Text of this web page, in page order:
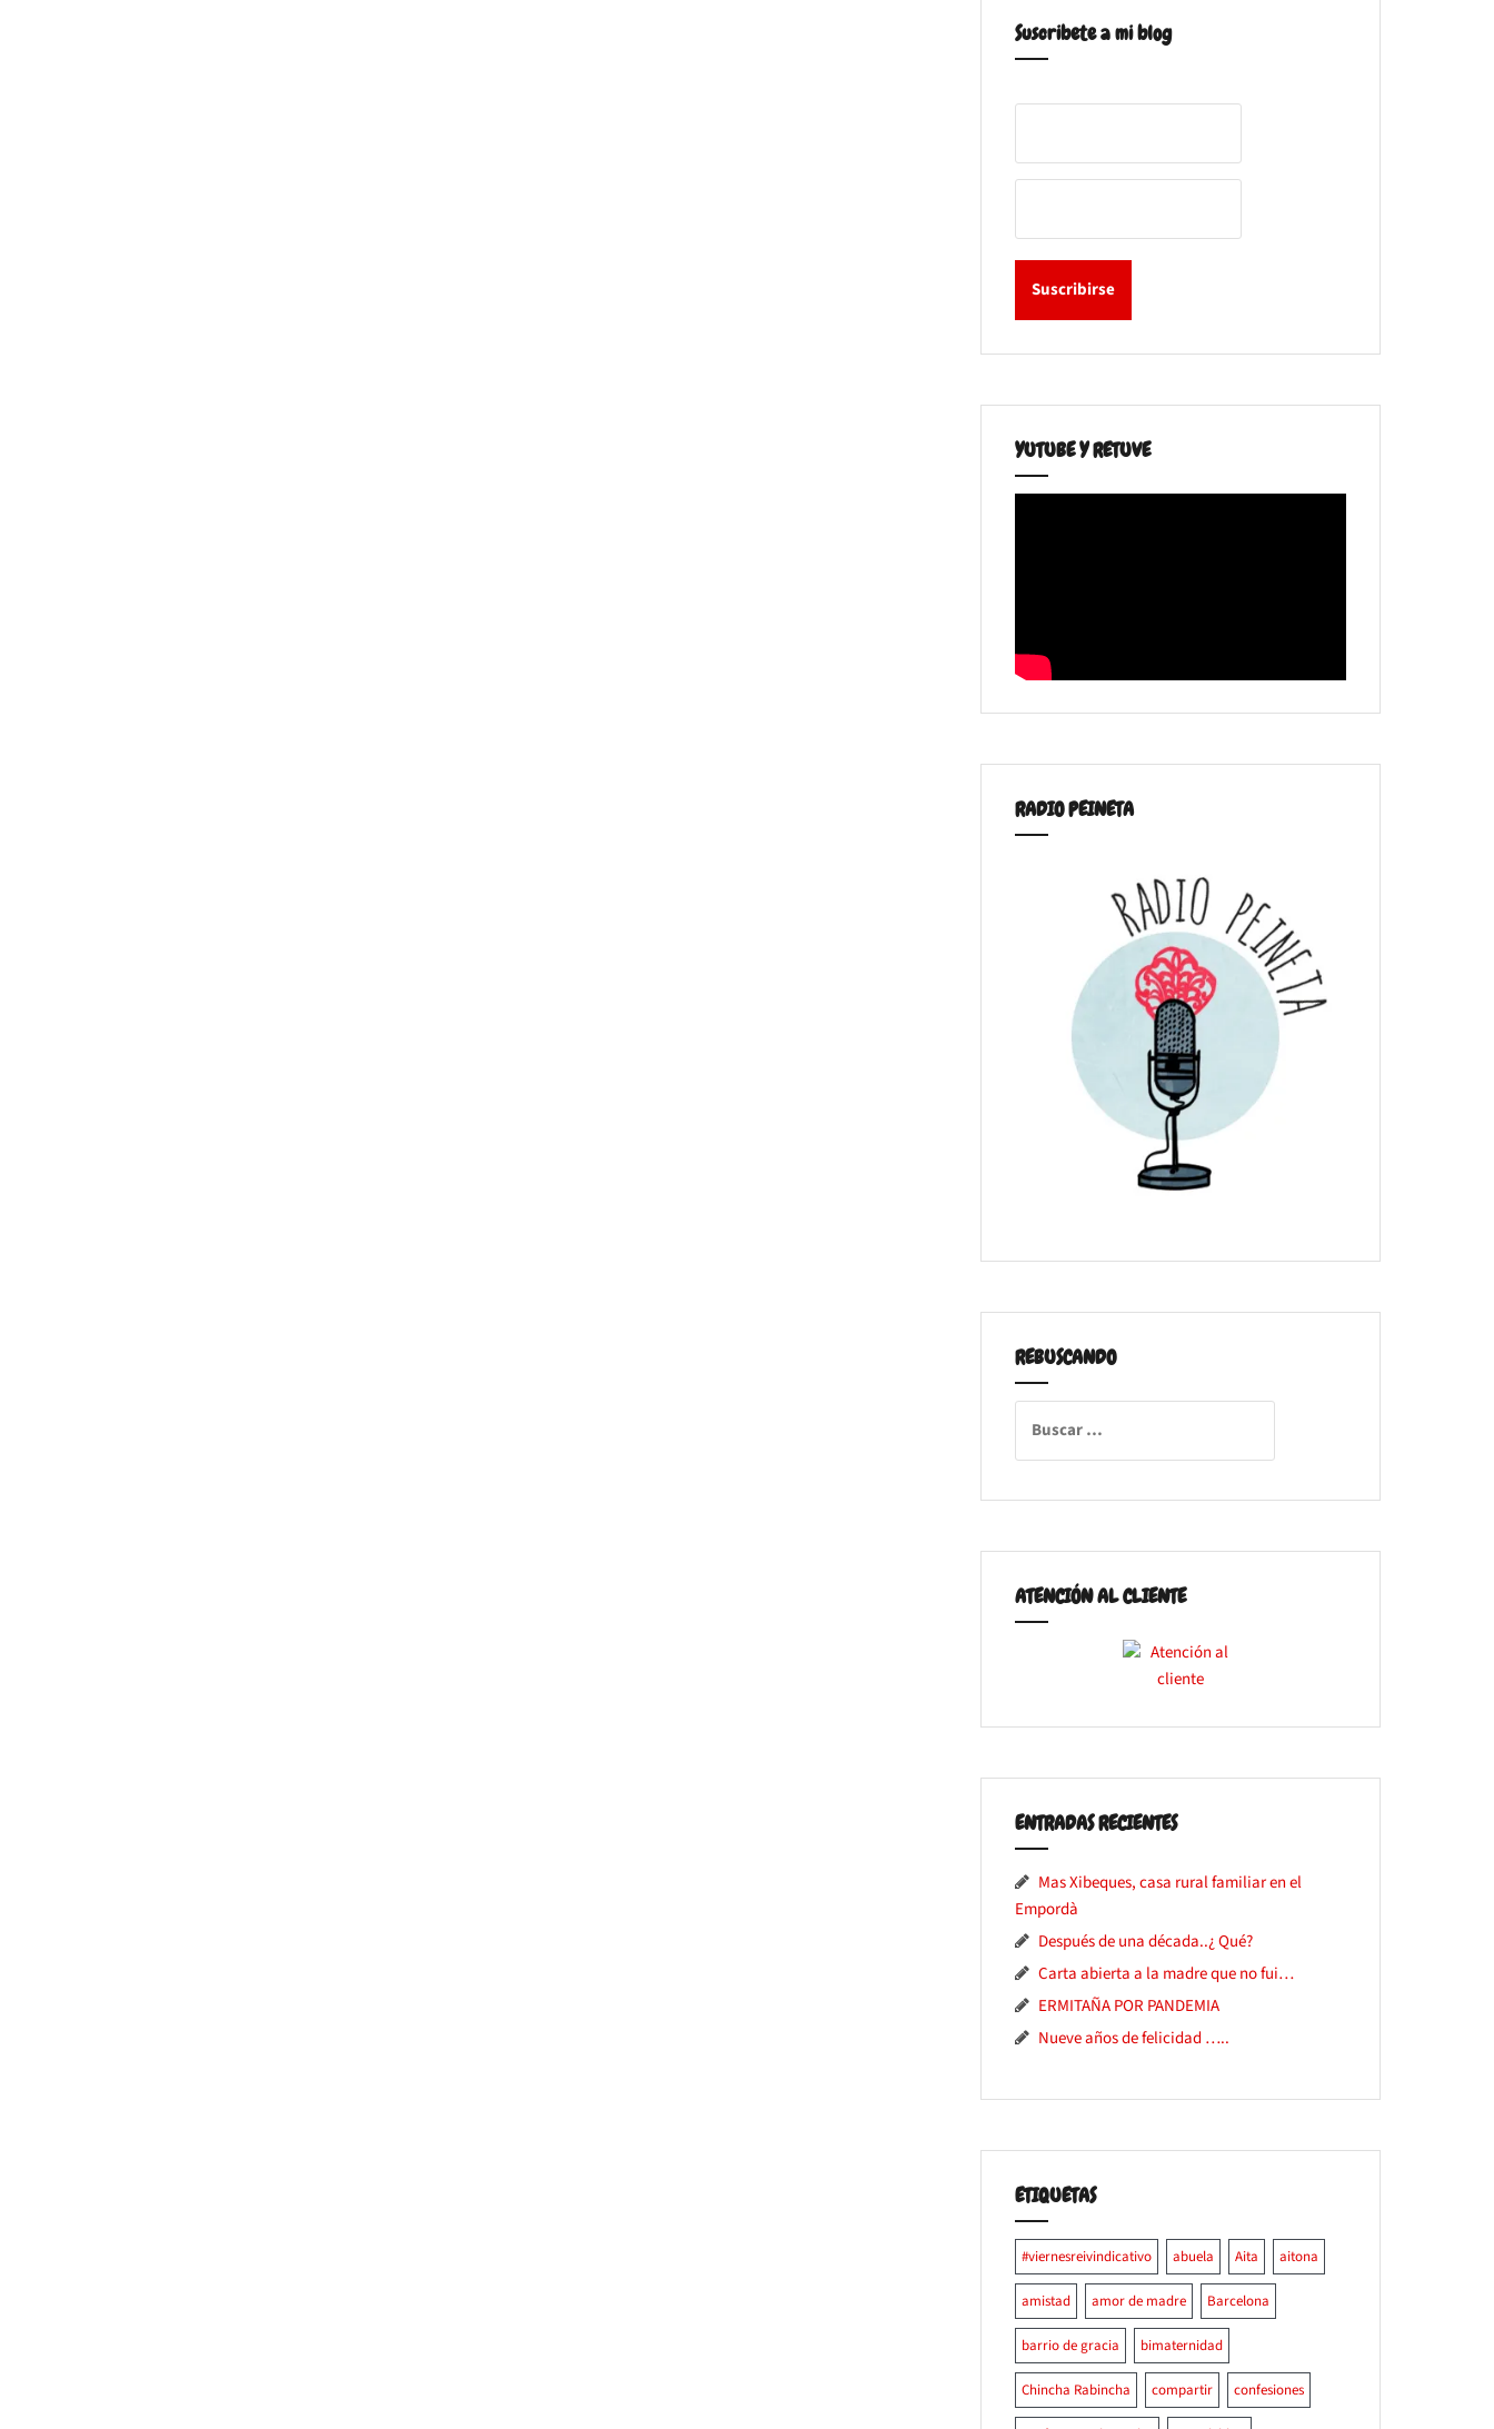
Suscribete a mi blog
YUTUBE Y RETUVE
RADIO PEINETA
REBUSCANDO
ATENCIÓN AL CLIENTE
ENTRADAS RECIENTES
Mas Xibeques, casa rural familiar en el
Empordà
Después de una década..¿ Qué?
Carta abierta a la madre que no fui…
ERMITAÑA POR PANDEMIA
Nueve años de felicidad …..
ETIQUETAS
#viernesreivindicativo abuela Aita aitona
amistad amor de madre Barcelona
barrio de gracia bimaternidad
Chincha Rabincha compartir confesiones